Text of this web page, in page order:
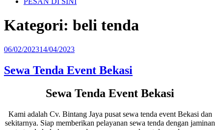
Kategori: beli tenda
Diposkan
06/02/202314/04/2023
Sewa Tenda Event Bekasi
Sewa Tenda Event Bekasi
Kami adalah Cv. Bintang Jaya pusat sewa tenda event Bekasi dan
sekitarnya. Siap memberikan pelayanan sewa tenda dengan jaminan